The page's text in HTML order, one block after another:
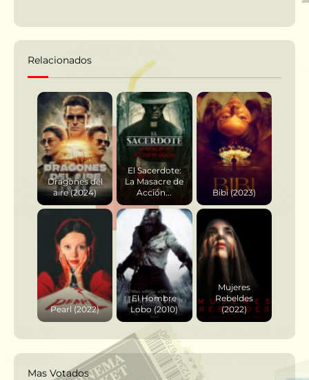
Relacionados
Dragones del
aire (2024)
El Sacerdote:
La Masacre de
Acción...
Bibi (2023)
Pearl (2022)
El Hombre
Lobo (2010)
Mujeres
Rebeldes
(2022)
Mas Votados